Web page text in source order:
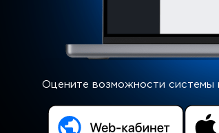
Оцените возможности системы